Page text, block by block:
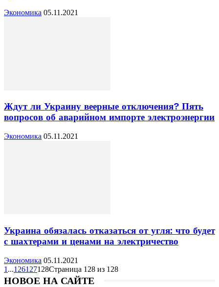
Экономика 05.11.2021
Ждут ли Украину веерные отключения? Пять
вопросов об аварийном импорте электроэнергии
Экономика 05.11.2021
Украина обязалась отказаться от угля: что будет
с шахтерами и ценами на электричество
Экономика 05.11.2021
1 ...126127128Страница 128 из 128
НОВОЕ НА САЙТЕ